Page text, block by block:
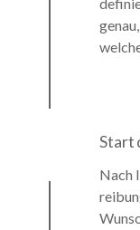
Start
Nach